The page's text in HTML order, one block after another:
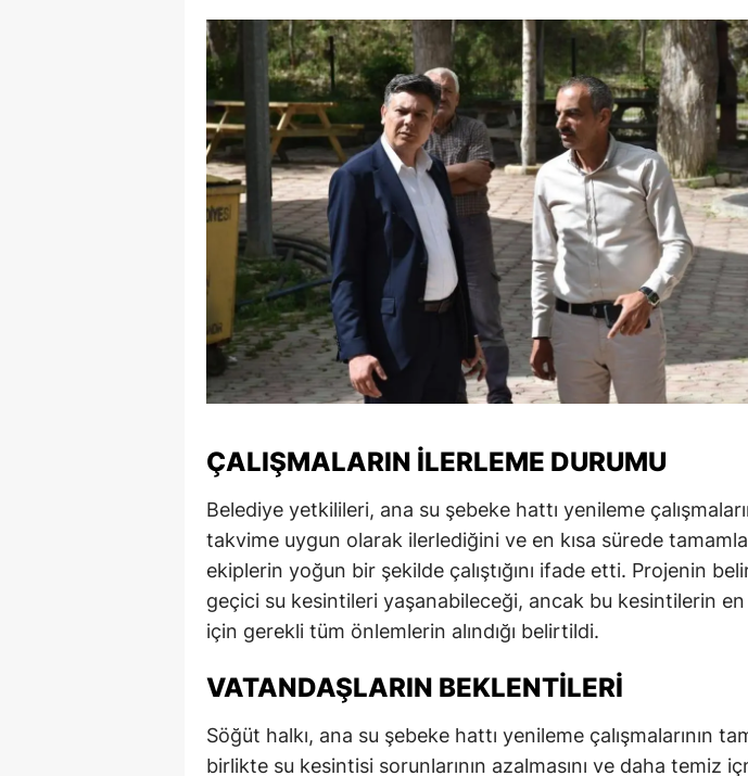
Muğla
Muş
Nevşehir
Niğde
Ordu
Rize
Sakarya
Samsun
Siirt
Sinop
Sivas
Tekirdağ
Tokat
Trabzon
Tunceli
Uşak
ÇALIŞMALARIN İLERLEME DURUMU
Belediye yetkilileri, ana su şebeke hattı yenileme
takvime uygun olarak ilerlediğini ve en kısa sürede
ekiplerin yoğun bir şekilde çalıştığını ifade etti. Projenin
geçici su kesintileri yaşanabileceği, ancak bu kesintilerin
için gerekli tüm önlemlerin alındığı belirtildi.
VATANDAŞLARIN BEKLENTILERI
Söğüt halkı, ana su şebeke hattı yenileme çalışmalarının
birlikte su kesintisi sorunlarının azalmasını ve daha temiz